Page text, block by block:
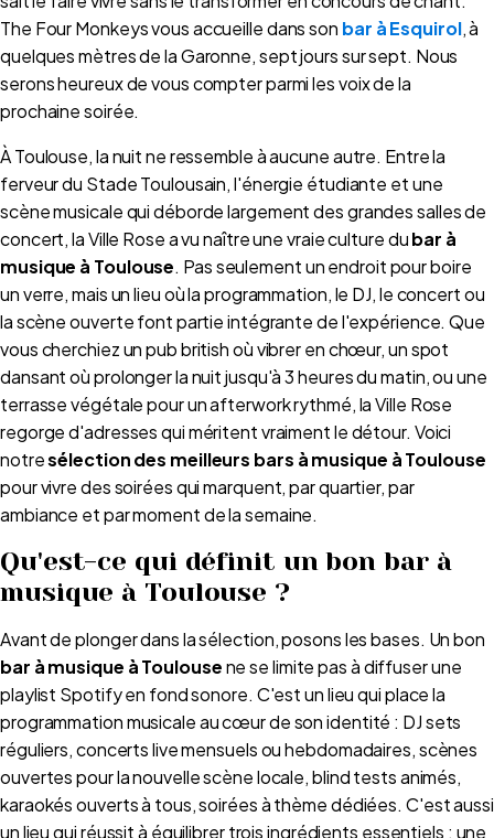
The Four Monkeys vous accueille dans son bar à Esquirol, à
quelques mètres de la Garonne, sept jours sur sept. Nous
serons heureux de vous compter parmi les voix de la
prochaine soirée.
À Toulouse, la nuit ne ressemble à aucune autre. Entre la
ferveur du Stade Toulousain, l'énergie étudiante et une
scène musicale qui déborde largement des grandes salles de
concert, la Ville Rose a vu naître une vraie culture dubar à
musique à Toulouse. Pas seulement un endroit pour boire
un verre, mais un lieu où la programmation, le DJ, le concert ou
la scène ouverte font partie intégrante de l'expérience. Que
vous cherchiez un pub british où vibrer en chœur, un spot
dansant où prolonger la nuit jusqu'à 3 heures du matin, ou une
terrasse végétale pour un afterwork rythmé, la Ville Rose
regorge d'adresses qui méritent vraiment le détour. Voici
notresélection des meilleurs bars à musique à Toulouse
pour vivre des soirées qui marquent, par quartier, par
ambiance et par moment de la semaine.
Qu'est-ce qui définit un bon bar à
musique à Toulouse ?
Avant de plonger dans la sélection, posons les bases. Un bon
bar à musique à Toulousene se limite pas à diffuser une
playlist Spotify en fond sonore. C'est un lieu qui place la
programmation musicale au cœur de son identité : DJ sets
réguliers, concerts live mensuels ou hebdomadaires, scènes
ouvertes pour la nouvelle scène locale, blind tests animés,
karaokés ouverts à tous, soirées à thème dédiées. C'est aussi
un lieu qui réussit à équilibrer trois ingrédients essentiels : une